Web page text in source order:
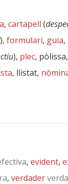
, cartapell (
), formulari, guia,
), plec, pòlissa,
, llistat,
, evident,
, verdader